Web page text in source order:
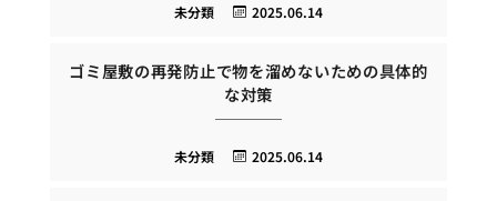
2025.06.14
未分類
ゴミ屋敷の再発防止で物を溜めないための具体的
な対策
2025.06.14
未分類